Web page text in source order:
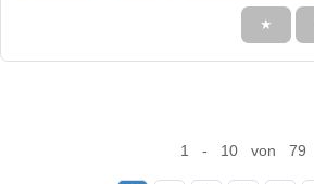
★
1 - 10 von 79